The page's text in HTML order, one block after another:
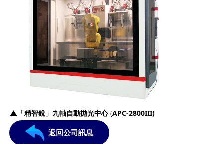
▲ 「精智銳」九軸自動拋光中心(APC-2800III)
返回公司訊息